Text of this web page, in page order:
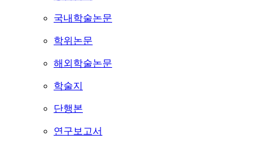
국내학술논문
학위논문
해외학술논문
학술지
단행본
연구보고서